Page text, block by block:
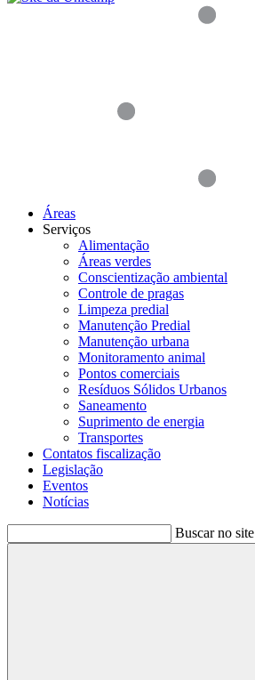
Áreas
Serviços
Alimentação
Áreas verdes
Conscientização ambiental
Controle de pragas
Limpeza predial
Manutenção Predial
Manutenção urbana
Monitoramento animal
Pontos comerciais
Resíduos Sólidos Urbanos
Saneamento
Suprimento de energia
Transportes
Contatos fiscalização
Legislação
Eventos
Notícias
Buscar no site